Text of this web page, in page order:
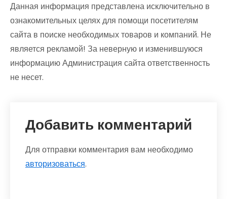
Данная информация представлена исключительно в
ознакомительных целях для помощи посетителям
сайта в поиске необходимых товаров и компаний. Не
является рекламой! За неверную и изменившуюся
информацию Администрация сайта ответственность
не несет.
Добавить комментарий
Для отправки комментария вам необходимо
авторизоваться.